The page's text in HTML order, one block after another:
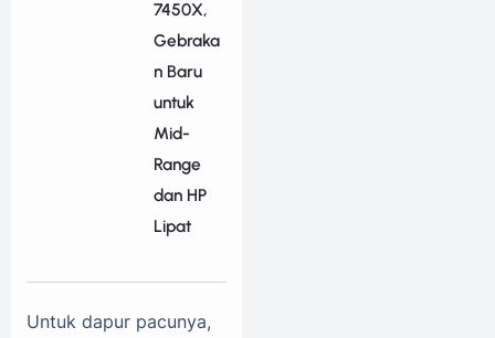
7450X,
Gebraka
n Baru
untuk
Mid-
Range
dan HP
Lipat
Untuk dapur pacunya,